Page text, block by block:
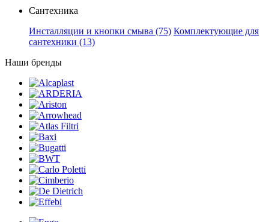
Сантехника
Инсталляции и кнопки смыва (75) Комплектующие для
сантехники (13)
Наши бренды